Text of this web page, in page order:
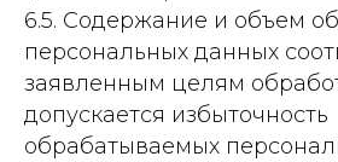
6.5. Содержание и объем
персональных данных
заявленным целям
допускается избыточность
обрабатываемых